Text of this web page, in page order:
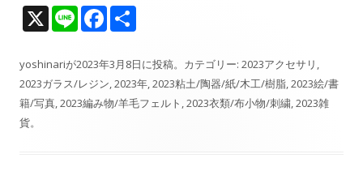
X Li
e
F
e
b
yoshinariが2023年3月8日に投稿。カテゴリー: 2023アクセサリ ,
2023ガラス/レジン,2023年,2023粘土/陶器/紙/木工/樹脂,2023絵/書
籍/写真,2023編み物/羊毛フェルト ,2023衣類/布小物/刺繍,2023雑
貨。